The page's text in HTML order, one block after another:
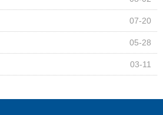
07-20
05-28
03-11